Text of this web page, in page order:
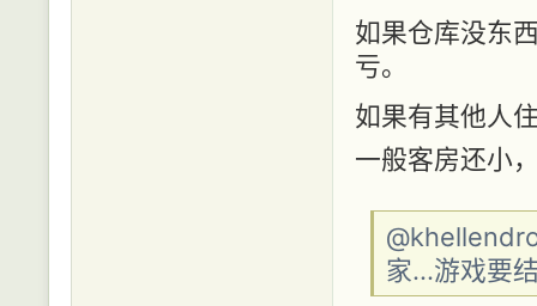
如果仓库没东
亏。
如果有其他人
一般客房还小
家...游戏要